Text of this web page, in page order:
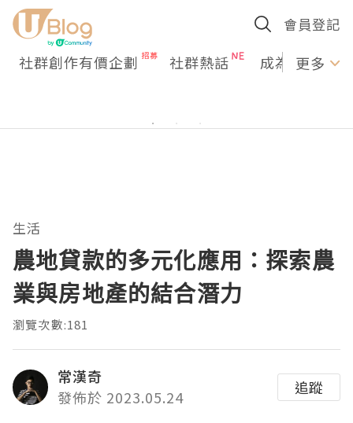
會員登記
社群創作有價企劃 社群熱話 成為U更多
生活
農地貸款的多元化應用：探索農
業與房地產的結合潛力
瀏覽次數:181
常漢奇
發佈於 2023.05.24
追蹤